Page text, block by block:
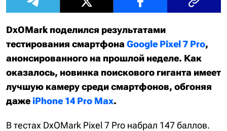
DxOMark поделился результатами
тестирования смартфона Google Pixel 7 Pro,
анонсированного на прошлой неделе. Как
оказалось, новинка поискового гиганта имеет
лучшую камеру среди смартфонов, обгоняя
дажеiPhone 14 Pro Max.
В тестах DxOMark Pixel 7 Pro набрал 147 баллов.